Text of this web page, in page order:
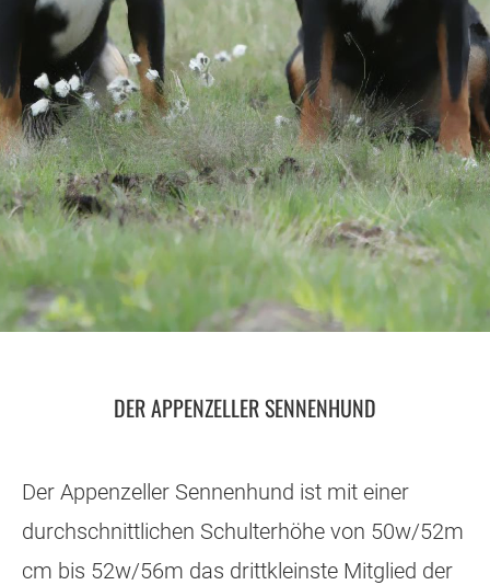
DER APPENZELLER SENNENHUND
Der Appenzeller Sennenhund ist mit einer
durchschnittlichen Schulterhöhe von 50w/52m
cm bis 52w/56m das drittkleinste Mitglied der